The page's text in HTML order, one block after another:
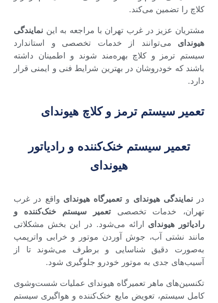
تعمیر سیستم ترمز و کلاچ هیوندای
کلاچ را تضمین می‌کند.
مشتریان عزیز در غرب تهران با مراجعه به این نمایندگی
هیوندای می‌توانند از خدمات تخصصی و استاندارد
سیستم ترمز و کلاچ بهره‌مند شوند و اطمینان داشته
باشند که خودروشان در بهترین شرایط فنی و ایمنی قرار
دارد.
تعمیر سیستم خنک‌کننده و رادیاتور
هیوندای
در نمایندگی هیوندای و تعمیرگاه هیوندای واقع در غرب
تهران، خدمات تخصصی تعمیر سیستم خنک‌کننده و
رادیاتور هیوندای ارائه می‌شود. در این بخش مشکلاتی
مانند نشتی آب، جوش آوردن موتور و خرابی واترپمپ
به‌صورت دقیق شناسایی و برطرف می‌شوند تا از
آسیب‌های جدی به موتور خودرو جلوگیری شود.
تکنسین‌های ماهر تعمیرگاه هیوندای عملیات شست‌وشوی
کامل سیستم، تعویض مایع خنک‌کننده و هواگیری سیستم